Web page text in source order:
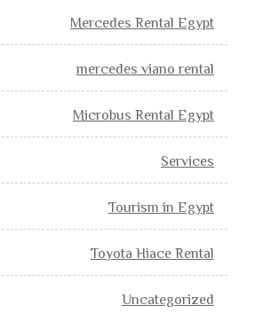
Mercedes Rental Egypt
mercedes viano rental
Microbus Rental Egypt
Services
Tourism in Egypt
Toyota Hiace Rental
Uncategorized